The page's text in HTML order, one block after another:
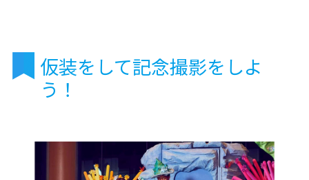
仮装をして記念撮影をしよ
う！